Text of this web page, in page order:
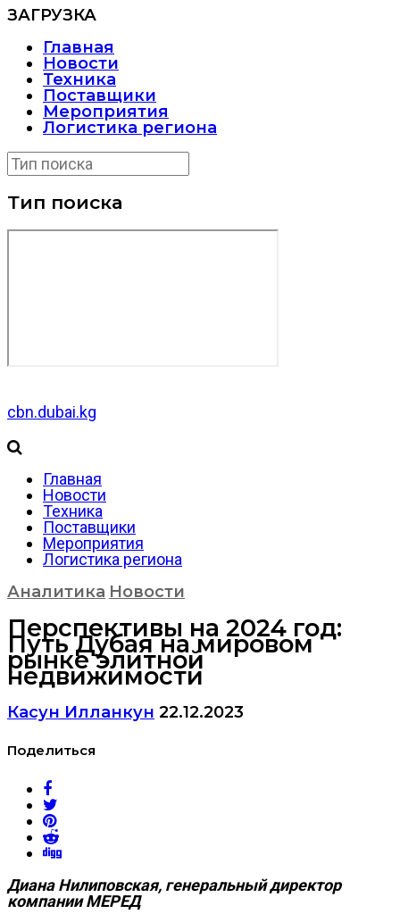
ЗАГРУЗКА
Главная
Новости
Техника
Поставщики
Мероприятия
Логистика региона
Тип поиска
cbn.dubai.kg
Главная
Новости
Техника
Поставщики
Мероприятия
Логистика региона
Аналитика Новости
Перспективы на 2024 год:
Путь Дубая на мировом
рынке элитной
недвижимости
Касун Илланкун 22.12.2023
Поделиться
Диана Нилиповская, генеральный директор
компании МЕРЕД